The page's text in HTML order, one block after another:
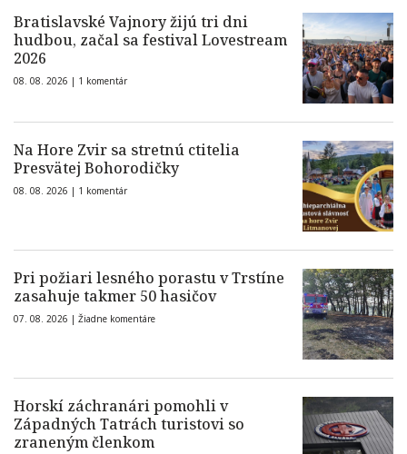
Bratislavské Vajnory žijú tri dni
hudbou, začal sa festival Lovestream
2026
08. 08. 2026 | 1 komentár
Na Hore Zvir sa stretnú ctitelia
Presvätej Bohorodičky
08. 08. 2026 | 1 komentár
Pri požiari lesného porastu v Trstíne
zasahuje takmer 50 hasičov
07. 08. 2026 | Žiadne komentáre
Horskí záchranári pomohli v
Západných Tatrách turistovi so
zraneným členkom